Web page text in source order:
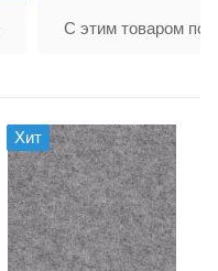
С этим товаром
Хит